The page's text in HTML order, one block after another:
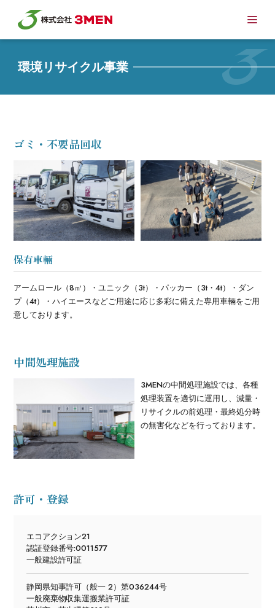
環境リサイクル事業
ゴミ・不要品回収
保有車輛
アームロール（8㎥）・ユニック（3t）・パッカー（3t・4t）・ダン
プ（4t）・ハイエースなどご用途に応じ多彩に備えた専用車輛をご用
意しております。
中間処理施設
3MENの中間処理施設では、各種
処理装置を適切に運用し、減量・
リサイクルの前処理・最終処分時
の無害化などを行っております。
許可・登録
エコアクション21
認証登録番号:0011577
一般建設許可証
静岡県知事許可（般一 2）第036244号
一般廃棄物収集運搬業許可証